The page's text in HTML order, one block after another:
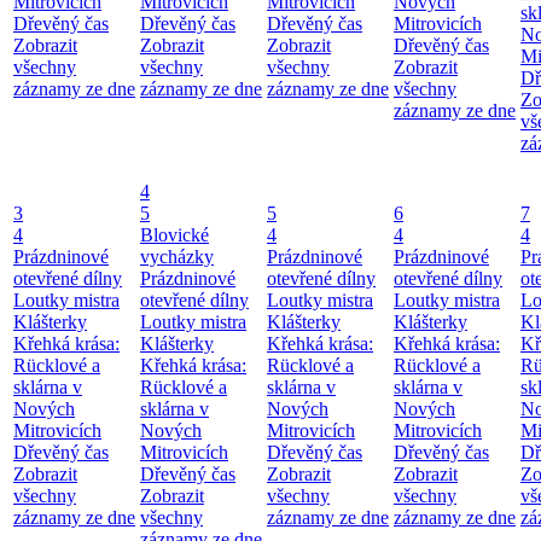
Dřevěný čas
Zobrazit
všechny
záznamy ze dne
Dřevěný čas
Zobrazit
všechny
záznamy ze dne
Dřevěný čas
Zobrazit
všechny
záznamy ze dne
Mitrovicích
Dřevěný čas
Zobrazit
všechny
záznamy ze dne
3
4
Prázdninové
otevřené dílny
Loutky mistra
Klášterky
Křehká krása:
Rücklové a
sklárna v
Nových
Mitrovicích
Dřevěný čas
Zobrazit
všechny
záznamy ze dne
4
5
Blovické
vycházky
Prázdninové
otevřené dílny
Loutky mistra
Klášterky
Křehká krása:
Rücklové a
sklárna v
Nových
Mitrovicích
Dřevěný čas
Zobrazit
všechny
5
4
Prázdninové
otevřené dílny
Loutky mistra
Klášterky
Křehká krása:
Rücklové a
sklárna v
Nových
Mitrovicích
Dřevěný čas
Zobrazit
všechny
záznamy ze dne
6
4
Prázdninové
otevřené dílny
Loutky mistra
Klášterky
Křehká krása:
Rücklové a
sklárna v
Nových
Mitrovicích
Dřevěný čas
Zobrazit
všechny
záznamy ze dne
7
4